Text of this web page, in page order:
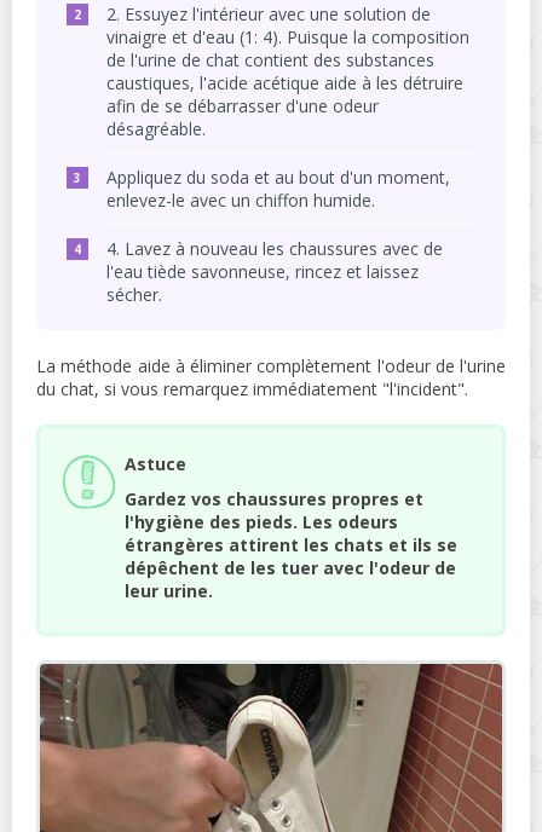
2. Essuyez l'intérieur avec une solution de
vinaigre et d'eau (1: 4). Puisque la composition
de l'urine de chat contient des substances
caustiques, l'acide acétique aide à les détruire
afin de se débarrasser d'une odeur
désagréable.
Appliquez du soda et au bout d'un moment,
enlevez-le avec un chiffon humide.
4. Lavez à nouveau les chaussures avec de
l'eau tiède savonneuse, rincez et laissez
sécher.
La méthode aide à éliminer complètement l'odeur de l'urine
du chat, si vous remarquez immédiatement "l'incident".
Astuce
Gardez vos chaussures propres et
l'hygiène des pieds. Les odeurs
étrangères attirent les chats et ils se
dépêchent de les tuer avec l'odeur de
leur urine.